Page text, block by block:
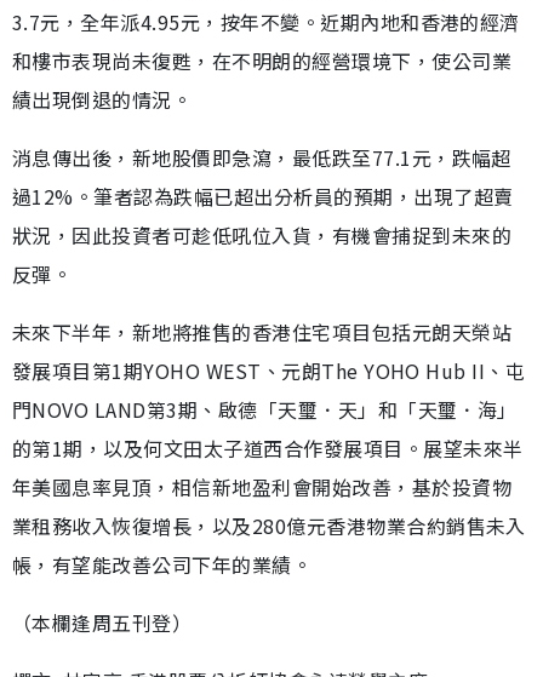
3.7元，全年派4.95元，按年不變。近期內地和香港的經濟
和樓市表現尚未復甦，在不明朗的經營環境下，使公司業
績出現倒退的情況。
消息傳出後，新地股價即急瀉，最低跌至77.1元，跌幅超
過12%。筆者認為跌幅已超出分析員的預期，出現了超賣
狀況，因此投資者可趁低吼位入貨，有機會捕捉到未來的
反彈。
未來下半年，新地將推售的香港住宅項目包括元朗天榮站
發展項目第1期YOHO WEST、元朗The YOHO Hub II、屯
門NOVO LAND第3期、啟德「天璽．天」和「天璽．海」
的第1期，以及何文田太子道西合作發展項目。展望未來半
年美國息率見頂，相信新地盈利會開始改善，基於投資物
業租務收入恢復增長，以及280億元香港物業合約銷售未入
帳，有望能改善公司下年的業績。
（本欄逢周五刊登）